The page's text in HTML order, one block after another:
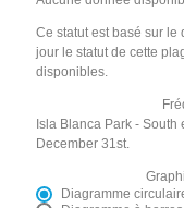
Ce statut est basé sur
jour le statut de cette
disponibles.
Isla Blanca Park -
December 31st.
Diagramme